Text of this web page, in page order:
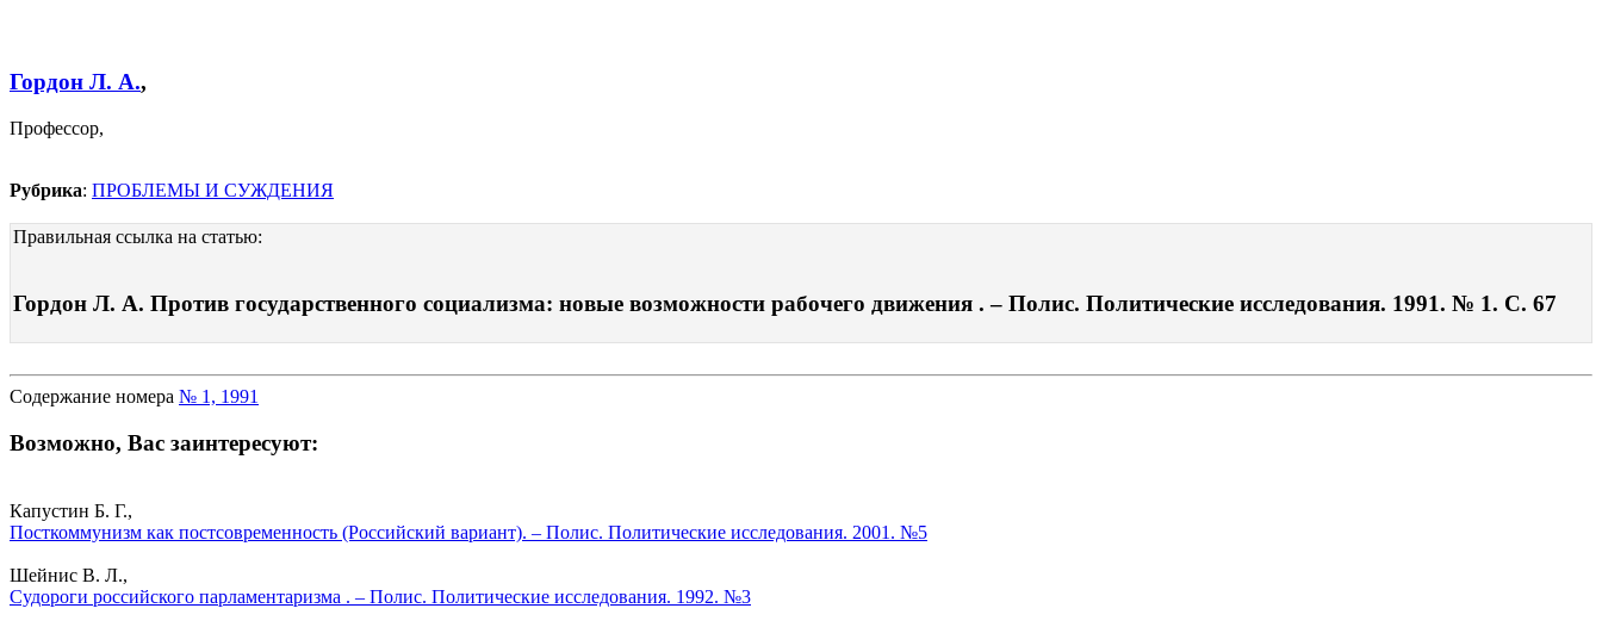
Гордон Л. А.,
Профессор,
Рубрика: ПРОБЛЕМЫ И СУЖДЕНИЯ
Правильная ссылка на статью:
Гордон Л. А. Против государственного социализма: новые возможности рабочего движения . – Полис. Политические исследования. 1991. № 1. С. 67
Содержание номера № 1, 1991
Возможно, Вас заинтересуют:
Капустин Б. Г.,
Посткоммунизм как постсовременность (Российский вариант). – Полис. Политические исследования. 2001. №5
Шейнис В. Л.,
Судороги российского парламентаризма . – Полис. Политические исследования. 1992. №3